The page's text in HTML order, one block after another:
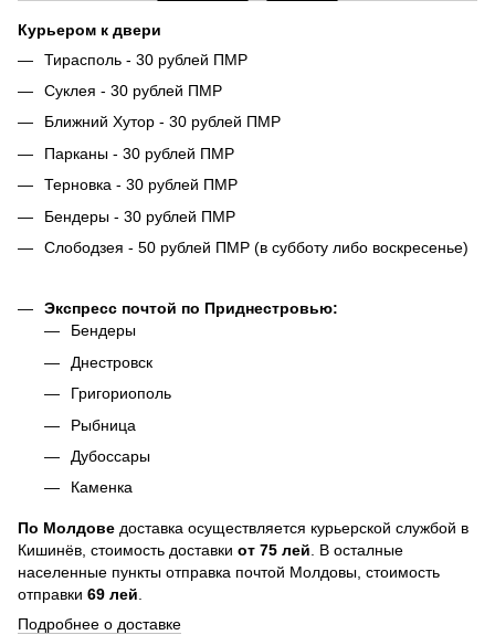
Курьером к двери
Тирасполь - 30 рублей ПМР
Суклея - 30 рублей ПМР
Ближний Хутор - 30 рублей ПМР
Парканы - 30 рублей ПМР
Терновка - 30 рублей ПМР
Бендеры - 30 рублей ПМР
Слободзея - 50 рублей ПМР (в субботу либо воскресенье)
Экспресс почтой по Приднестровью:
Бендеры
Днестровск
Григориополь
Рыбница
Дубоссары
Каменка
По Молдове доставка осуществляется курьерской службой в
Кишинёв, стоимость доставки от 75 лей . В осталные
населенные пункты отправка почтой Молдовы, стоимость
отправки 69 лей
Подробнее о доставке